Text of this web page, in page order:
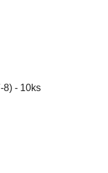
8) - 10ks